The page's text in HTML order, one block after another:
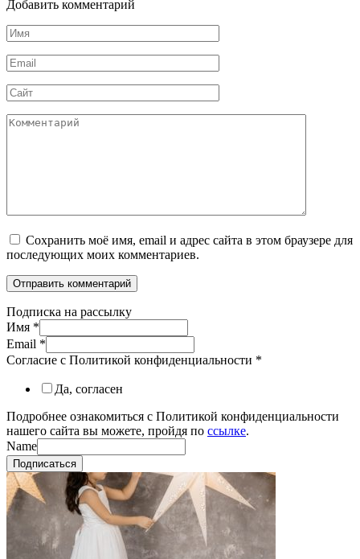
Добавить комментарий
Имя
*
Email
*
Сайт
Комментарий
Сохранить моё имя, email и адрес сайта в этом браузере для
последующих моих комментариев.
Подписка на рассылку
Имя *
Email *
Согласие с Политикой конфиденциальности *
Да, согласен
Подробнее ознакомиться с Политикой конфиденциальности
нашего сайта вы можете, пройдя по ссылке.
Name
Подписаться